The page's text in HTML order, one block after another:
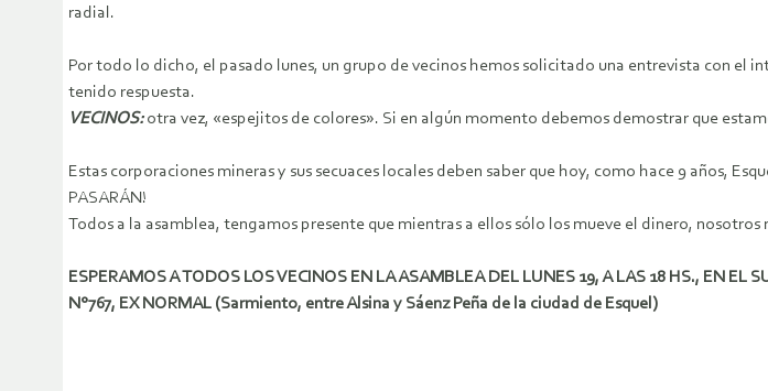
radial.
Por todo lo dicho, el pasado lunes, un grupo de vecinos hemos solicitado una entrevista con
tenido respuesta.
VECINOS:otra vez, «espejitos de colores». Si en algún momento debemos demostrar que
Estas corporaciones mineras y sus secuaces locales deben saber que hoy, como hace 9 años,
PASARÁN!
Todos a la asamblea, tengamos presente que mientras a ellos sólo los mueve el dinero, nosotros
ESPERAMOS A TODOS LOS VECINOS EN LA ASAMBLEA DEL LUNES 19, A LAS 18 HS., EN EL
N°767, EX NORMAL (Sarmiento, entre Alsina y Sáenz Peña de la ciudad de Esquel)